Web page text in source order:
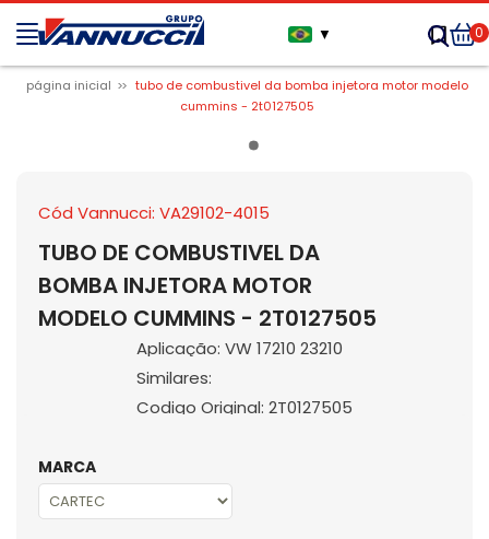
▼ 0
página inicial
tubo de combustivel da bomba injetora motor modelo
cummins - 2t0127505
Cód Vannucci: VA29102-4015
TUBO DE COMBUSTIVEL DA
BOMBA INJETORA MOTOR
MODELO CUMMINS - 2T0127505
Aplicação: VW 17210 23210
Similares:
Codigo Original: 2T0127505
MARCA